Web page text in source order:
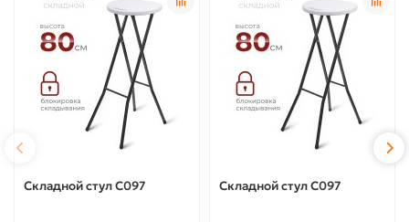
Складной стул C097 Складной стул C097